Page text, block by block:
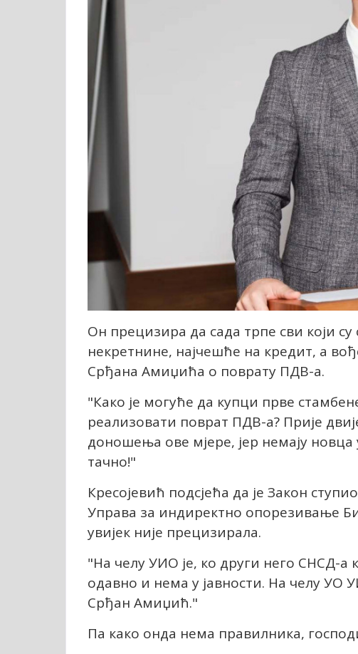
Он прецизира да сада трпе сви који
некретнине, најчешће на кредит, а
Срђана Амиџића о поврату ПДВ-а.
"Како је могуће да купци прве
реализовати поврат ПДВ-а? Прије
доношења ове мјере, јер немају новца
тачно!"
Кресојевић подсјећа да је Закон
Управа за индиректно опорезивање
увијек није прецизирала.
"На челу УИО је, ко други него СНСД-а
одавно и нема у јавности. На челу УО
Срђан Амиџић."
Па како онда нема правилника,